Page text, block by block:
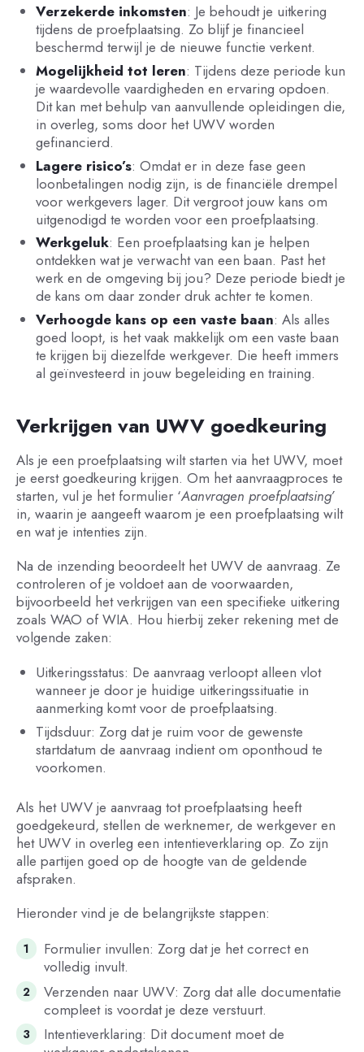
Verzekerde inkomsten: Je behoudt je uitkering
tijdens de proefplaatsing. Zo blijf je financieel
beschermd terwijl je de nieuwe functie verkent.
Mogelijkheid tot leren: Tijdens deze periode kun
je waardevolle vaardigheden en ervaring opdoen.
Dit kan met behulp van aanvullende opleidingen die,
in overleg, soms door het UWV worden
gefinancierd.
Lagere risico’s: Omdat er in deze fase geen
loonbetalingen nodig zijn, is de financiële drempel
voor werkgevers lager. Dit vergroot jouw kans om
uitgenodigd te worden voor een proefplaatsing.
Werkgeluk: Een proefplaatsing kan je helpen
ontdekken wat je verwacht van een baan. Past het
werk en de omgeving bij jou? Deze periode biedt je
de kans om daar zonder druk achter te komen.
Verhoogde kans op een vaste baan: Als alles
goed loopt, is het vaak makkelijk om een vaste baan
te krijgen bij diezelfde werkgever. Die heeft immers
al geïnvesteerd in jouw begeleiding en training.
Verkrijgen van UWV goedkeuring
Als je een proefplaatsing wilt starten via het UWV, moet
je eerst goedkeuring krijgen. Om het aanvraagproces te
starten, vul je het formulier ‘Aanvragen proefplaatsing’
in, waarin je aangeeft waarom je een proefplaatsing wilt
en wat je intenties zijn.
Na de inzending beoordeelt het UWV de aanvraag. Ze
controleren of je voldoet aan de voorwaarden,
bijvoorbeeld het verkrijgen van een specifieke uitkering
zoals WAO of WIA. Hou hierbij zeker rekening met de
volgende zaken:
Uitkeringsstatus: De aanvraag verloopt alleen vlot
wanneer je door je huidige uitkeringssituatie in
aanmerking komt voor de proefplaatsing.
Tijdsduur: Zorg dat je ruim voor de gewenste
startdatum de aanvraag indient om oponthoud te
voorkomen.
Als het UWV je aanvraag tot proefplaatsing heeft
goedgekeurd, stellen de werknemer, de werkgever en
het UWV in overleg een intentieverklaring op. Zo zijn
alle partijen goed op de hoogte van de geldende
afspraken.
Hieronder vind je de belangrijkste stappen:
Formulier invullen: Zorg dat je het correct en
volledig invult.
Verzenden naar UWV: Zorg dat alle documentatie
compleet is voordat je deze verstuurt.
Intentieverklaring: Dit document moet de